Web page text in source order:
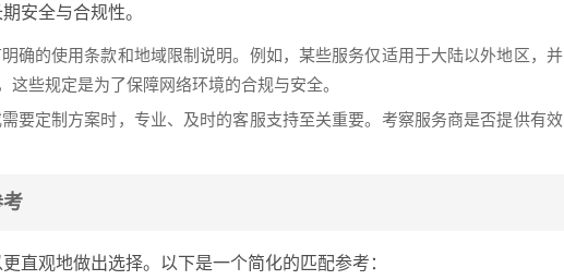
安全与合规性。
确的使用条款和地域限制说明。例如，某些服务仅适用于大陆以外地区，并
这些规定是为了保障网络环境的合规与安全。
要定制方案时，专业、及时的客服支持至关重要。考察服务商是否提供有效
直观地做出选择。以下是一个简化的匹配参考：